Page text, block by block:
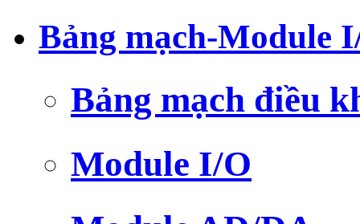
Bảng mạch-Module
Bảng mạch điều
Module I/O